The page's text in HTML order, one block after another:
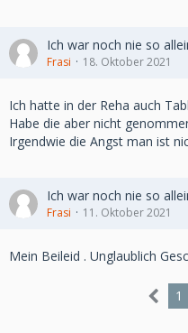
Ich war noch nie so
Frasi 18. Oktober 2021
Ich hatte in der Reha auch
Habe die aber nicht
Irgendwie die Angst man ist
Ich war noch nie so
Frasi 11. Oktober 2021
Mein Beileid . Unglaublich
1